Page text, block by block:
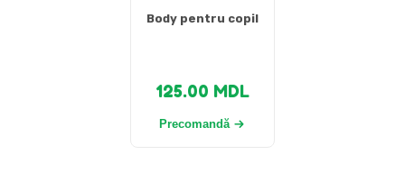
Body pentru copil
125.00 MDL
Precomandă